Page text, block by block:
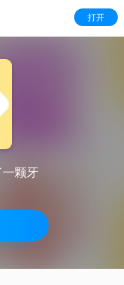
打开
颗牙